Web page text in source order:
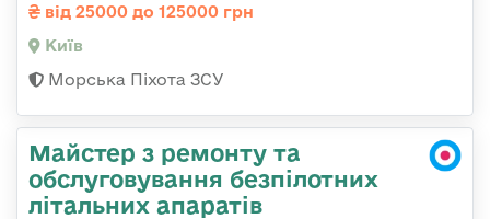
від 25000 до 125000 грн
Київ
Морська Піхота ЗСУ
Майстер з ремонту та
обслуговування безпілотних
літальних апаратів